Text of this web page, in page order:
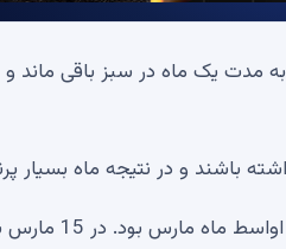
به مدت یک ماه در سبز باقی ماند و
ارز دیجیتال پیشرو ظاهراً